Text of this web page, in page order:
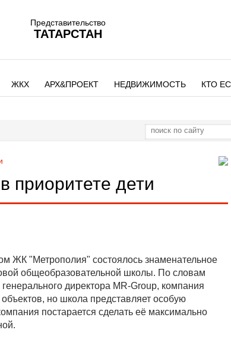
Представительство
ТАТАРСТАН
ЖКХ АРХ&ПРОЕКТ НЕДВИЖИМОСТЬ КТО
приоритете дети
ЖК "Метрополия" состоялось знаменательное
общеобразовательной школы. По словам
генерального директора MR-Group, компания
но школа представляет особую
постарается сделать её максимально